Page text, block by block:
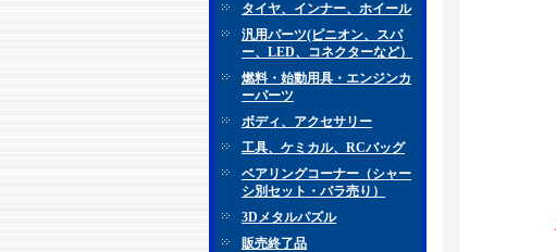
タイヤ、インナー、ホイール
汎用パーツ(ピニオン、スパ
ー、LED、コネクターなど）
燃料・始動用具・エンジンカ
ーパーツ
ボディ、アクセサリー
工具、ケミカル、RCバッグ
ベアリングコーナー（シャー
シ別セット・バラ売り）
3Dメタルパズル
販売終了品